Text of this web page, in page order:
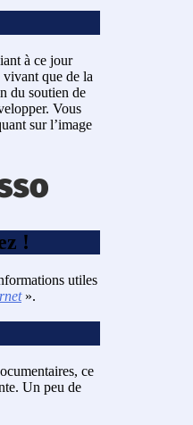
à ce jour
vivant que de la
du soutien de
Vous
sur l’image
!
utiles
».
ce
Un peu de